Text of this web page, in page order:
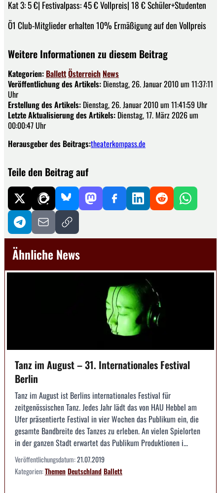
Kat 3: 5 €| Festivalpass: 45 € Vollpreis| 18 € Schüler+Studenten
Ö1 Club-Mitglieder erhalten 10% Ermäßigung auf den Vollpreis
Weitere Informationen zu diesem Beitrag
Kategorien: BallettÖsterreich News
Veröffentlichung des Artikels: Dienstag, 26. Januar 2010 um 11:37:11
Uhr
Erstellung des Artikels: Dienstag, 26. Januar 2010 um 11:41:59 Uhr
Letzte Aktualisierung des Artikels: Dienstag, 17. März 2026 um
00:00:47 Uhr
Herausgeber des Beitrags:theaterkompass.de
Teile den Beitrag auf
Ähnliche News
Tanz im August – 31. Internationales Festival
Berlin
Tanz im August ist Berlins internationales Festival für
zeitgenössischen Tanz. Jedes Jahr lädt das von HAU Hebbel am
Ufer präsentierte Festival in vier Wochen das Publikum ein, die
gesamte Bandbreite des Tanzes zu erleben. An vielen Spielorten
in der ganzen Stadt erwartet das Publikum Produktionen i...
Veröffentlichungsdatum:21.07.2019
Kategorien:ThemenDeutschlandBallett